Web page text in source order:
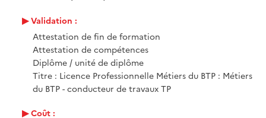
Validation :
Attestation de fin de formation
Attestation de compétences
Diplôme / unité de diplôme
Titre : Licence Professionnelle Métiers du BTP : Métiers
du BTP - conducteur de travaux TP
Coût :